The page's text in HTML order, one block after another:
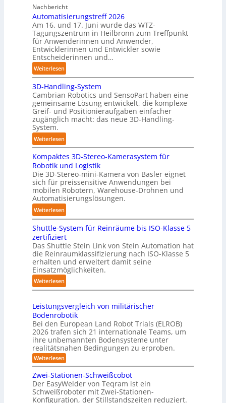
o
b
o
t
i
g
e
P
o
l
y
m
e
r
l
a
g
e
r
f
ü
r
T
a
u
h
r
o
b
o
t
e
Nachbericht
Automatisierungstreff 2026
Am 16. und 17. Juni wurde das WTZ-
Tagungszentrum in Heilbronn zum Treffpunkt
für Anwenderinnen und Anwender,
Entwicklerinnen und Entwickler sowie
Entscheiderinnen und…
Weiterlesen:
A
u
t
o
m
t
i
s
i
e
r
u
n
g
s
t
r
e
f
f
0
6
3D-Handling-System
Cambrian Robotics und SensoPart haben eine
gemeinsame Lösung entwickelt, die komplexe
Greif- und Positionieraufgaben einfacher
zugänglich macht: das neue 3D-Handling-
System.
Weiterlesen:
3
D
-
H
a
n
d
l
n
g
-
S
y
s
t
m
Kompaktes 3D-Stereo-Kamerasystem für
Robotik und Logistik
Die 3D-Stereo-mini-Kamera von Basler eignet
sich für preissensitive Anwendungen bei
mobilen Robotern, Warehouse-Drohnen und
Automatisierungslösungen.
Weiterlesen:
K
o
m
p
a
k
t
e
3
D
-
S
t
e
r
e
o
-
K
Shuttle-System für Reinräume bis ISO-Klasse 5
zertifiziert
Das Shuttle Stein Link von Stein Automation hat
die Reinraumklassifizierung nach ISO-Klasse 5
erhalten und erweitert damit seine
Einsatzmöglichkeiten.
Weiterlesen:
S
u
t
t
l
e
-
S
y
s
t
Leistungsvergleich von militärischer
Bodenrobotik
Bei den European Land Robot Trials (ELROB)
2026 trafen sich 21 internationale Teams, um
ihre unbemannten Bodensysteme unter
realitätsnahen Bedingungen zu erproben.
Weiterlesen:
L
e
i
s
t
u
Zwei-Stationen-Schweißcobot
Der EasyWelder von Teqram ist ein
Schweißroboter mit Zwei-Stationen-
Konfiguration, der Stillstandszeiten reduziert.